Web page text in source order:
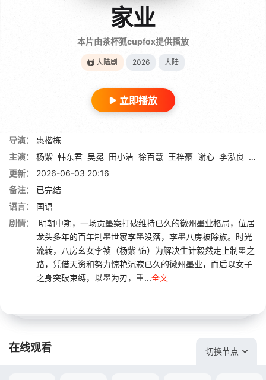
家业
本片由茶杯狐cupfox提供播放
大陆剧 2026 大陆
立即播放
导演：
惠楷栋
主演：
杨紫 韩东君 吴冕 田小洁 徐百慧 王梓豪 谢心 李泓良 杨斯
更新：
2026-06-03 20:16
备注：
已完结
语言：
国语
剧情：
明朝中期，一场贡墨案打破维持已久的徽州墨业格局，位居
龙头多年的百年制墨世家李墨没落，李墨八房被除族。时光
流转，八房幺女李祯（杨紫 饰）为解决生计毅然走上制墨之
路，凭借天资和努力惊艳沉寂已久的徽州墨业，而后以女子
之身突破束缚，以墨为刃，重...全文
在线观看 切换节点